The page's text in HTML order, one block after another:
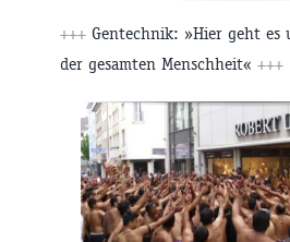
+++ Gentechnik: »Hier geht es
der gesamten Menschheit« +++